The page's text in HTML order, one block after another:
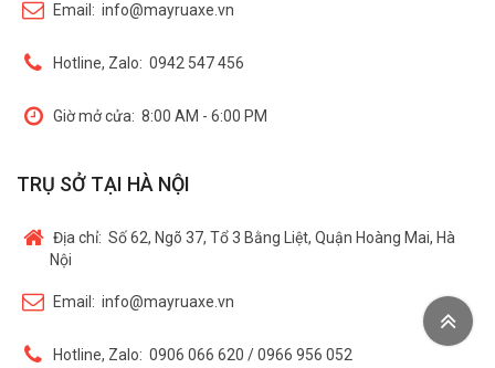
Email: info@mayruaxe.vn
Hotline, Zalo: 0942 547 456
Giờ mở cửa: 8:00 AM - 6:00 PM
TRỤ SỞ TẠI HÀ NỘI
Địa chỉ: Số 62, Ngõ 37, Tổ 3 Bằng Liệt, Quận Hoàng Mai, Hà
Nội
Email: info@mayruaxe.vn
Hotline, Zalo: 0906 066 620 / 0966 956 052